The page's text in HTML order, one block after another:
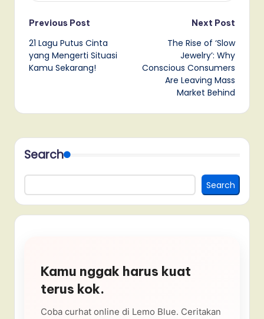
Post
navigation
Previous Post
21 Lagu Putus Cinta
yang Mengerti Situasi
Kamu Sekarang!
Next Post
The Rise of ‘Slow
Jewelry’: Why
Conscious Consumers
Are Leaving Mass
Market Behind
Search
Search
Kamu nggak harus kuat
terus kok.
Coba curhat online di Lemo Blue. Ceritakan